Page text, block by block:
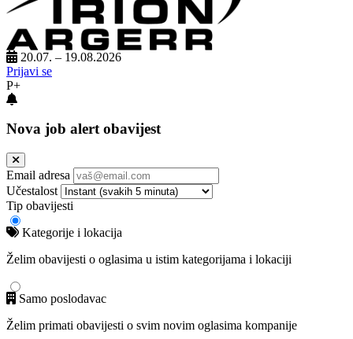
20.07. – 19.08.2026
Prijavi se
P+
Nova job alert obavijest
Email adresa
Učestalost
Tip obavijesti
Kategorije i lokacija
Želim obavijesti o oglasima u istim kategorijama i lokaciji
Samo poslodavac
Želim primati obavijesti o svim novim oglasima kompanije